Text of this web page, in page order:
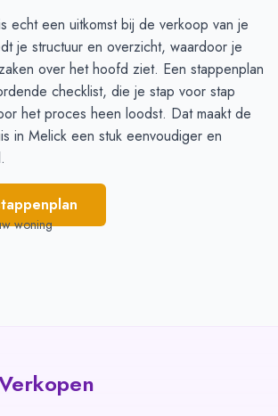
6
5
8
echt een uitkomst bij de verkoop van je
je structuur en overzicht, waardoor je
over het hoofd ziet. Een stappenplan
checklist, die je stap voor stap
het proces heen loodst. Dat maakt de
in Melick een stuk eenvoudiger en
.
woning